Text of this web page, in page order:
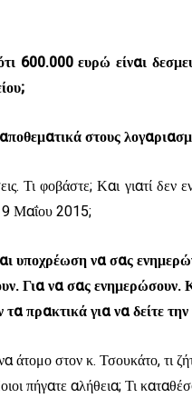
600.000 ευρώ είναι
στους
Τι φοβάστε; Και γιατί
9 Μαΐου 2015;
υποχρέωση να σας
Για να σας ενημερώσουν.
πρακτικά για να δείτε
στον κ. Τσουκάτο, τι
πήγατε αλήθεια; Τι